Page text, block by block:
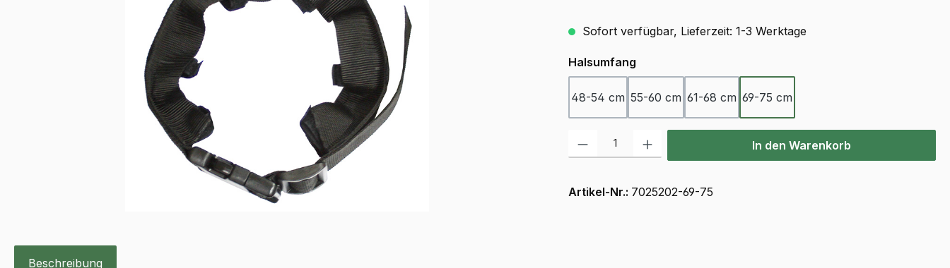
Sofort verfügbar, Lieferzeit: 1-3 Werktage
Halsumfang
48-54 cm 55-60 cm 61-68 cm 69-75 cm
Produkt Anzahl: Gib den gewünschten Wert ein oder benutze die Schaltflächen
In den Warenkorb
Artikel-Nr.: 7025202-69-75
Beschreibung